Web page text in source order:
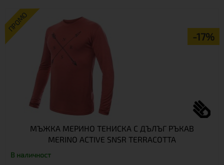
ПРОМО
-17%
МЪЖКА МЕРИНО ТЕНИСКА С ДЪЛЪГ РЪКАВ
MERINO ACTIVE SNSR TERRACOTTA
В наличност